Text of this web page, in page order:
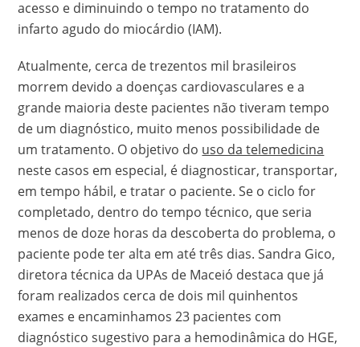
acesso e diminuindo o tempo no tratamento do
infarto agudo do miocárdio (IAM).
Atualmente, cerca de trezentos mil brasileiros
morrem devido a doenças cardiovasculares e a
grande maioria deste pacientes não tiveram tempo
de um diagnóstico, muito menos possibilidade de
um tratamento. O objetivo do uso da telemedicina
neste casos em especial, é diagnosticar, transportar,
em tempo hábil, e tratar o paciente. Se o ciclo for
completado, dentro do tempo técnico, que seria
menos de doze horas da descoberta do problema, o
paciente pode ter alta em até três dias. Sandra Gico,
diretora técnica da UPAs de Maceió destaca que já
foram realizados cerca de dois mil quinhentos
exames e encaminhamos 23 pacientes com
diagnóstico sugestivo para a hemodinâmica do HGE,